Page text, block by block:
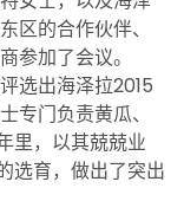
区的合作伙伴、
参加了会议。
选出海泽拉2015
专门负责黄瓜、
里，以其兢兢业
选育，做出了突出